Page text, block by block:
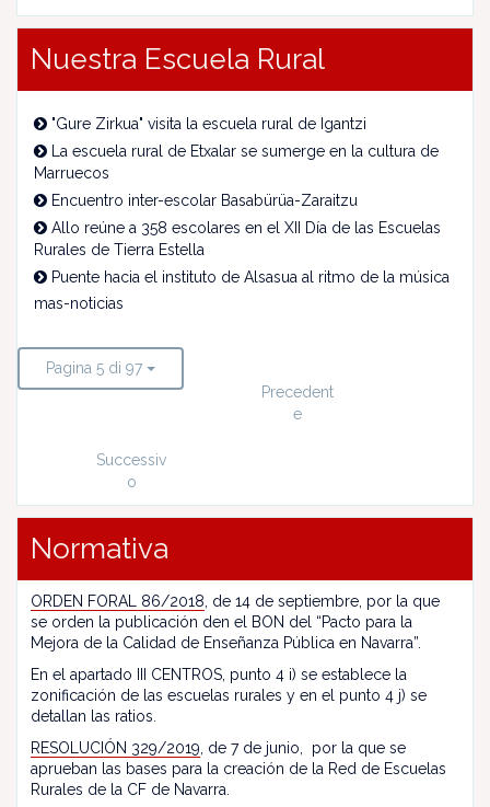
Nuestra Escuela Rural
"Gure Zirkua" visita la escuela rural de Igantzi
La escuela rural de Etxalar se sumerge en la cultura de
Marruecos
Encuentro inter-escolar Basabürüa-Zaraitzu
Allo reúne a 358 escolares en el XII Día de las Escuelas
Rurales de Tierra Estella
Puente hacia el instituto de Alsasua al ritmo de la música
mas-noticias
Pagina 5 di 97
Precedent
e
Successiv
o
Normativa
ORDEN FORAL 86/2018 , de 14 de septiembre, por la que
se orden la publicación den el BON del “Pacto para la
Mejora de la Calidad de Enseñanza Pública en Navarra”.
En el apartado III CENTROS, punto 4 i) se establece la
zonificación de las escuelas rurales y en el punto 4 j) se
detallan las ratios.
RESOLUCIÓN 329/2019 , de 7 de junio, por la que se
aprueban las bases para la creación de la Red de Escuelas
Rurales de la CF de Navarra.